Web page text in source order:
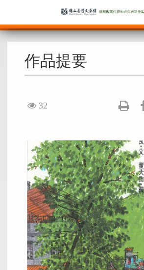
主
要
作品提要
visit
32